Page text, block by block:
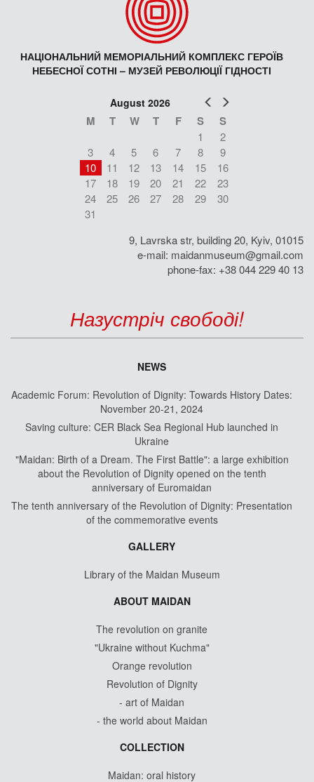
НАЦІОНАЛЬНИЙ МЕМОРІАЛЬНИЙ КОМПЛЕКС ГЕРОЇВ
НЕБЕСНОЇ СОТНІ – МУЗЕЙ РЕВОЛЮЦІЇ ГІДНОСТІ
Prev
August 2026
M T W T F S S
1
2
3
4 5 6 7 8
9
10
11 12 13 14 15
16
17
18 19 20 21 22
23
24
25 26 27 28 29
30
31
9, Lavrska str, building 20, Kyiv, 01015
e-mail: maidanmuseum@gmail.com
phone-fax: +38 044 229 40 13
Назустріч свободі!
NEWS
Academic Forum: Revolution of Dignity: Towards History Dates:
November 20-21, 2024
Saving culture: CER Black Sea Regional Hub launched in
Ukraine
"Maidan: Birth of a Dream. The First Battle": a large exhibition
about the Revolution of Dignity opened on the tenth
anniversary of Euromaidan
The tenth anniversary of the Revolution of Dignity: Presentation
of the commemorative events
GALLERY
Library of the Maidan Museum
ABOUT MAIDAN
The revolution on granite
"Ukraine without Kuchma"
Orange revolution
Revolution of Dignity
- art of Maidan
- the world about Maidan
COLLECTION
Maidan: oral history